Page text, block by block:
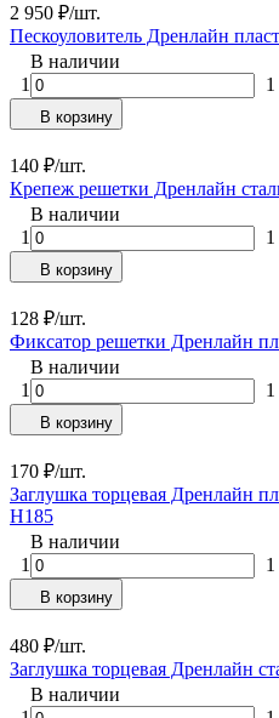
2 950 ₽/шт.
Пескоуловитель Дренлайн
В наличии
1
1
В корзину
140 ₽/шт.
Крепеж решетки Дренлайн
В наличии
1
1
В корзину
128 ₽/шт.
Фиксатор решетки Дренлайн
В наличии
1
1
В корзину
170 ₽/шт.
Заглушка торцевая Дренлайн
H185
В наличии
1
1
В корзину
480 ₽/шт.
Заглушка торцевая Дренлайн
В наличии